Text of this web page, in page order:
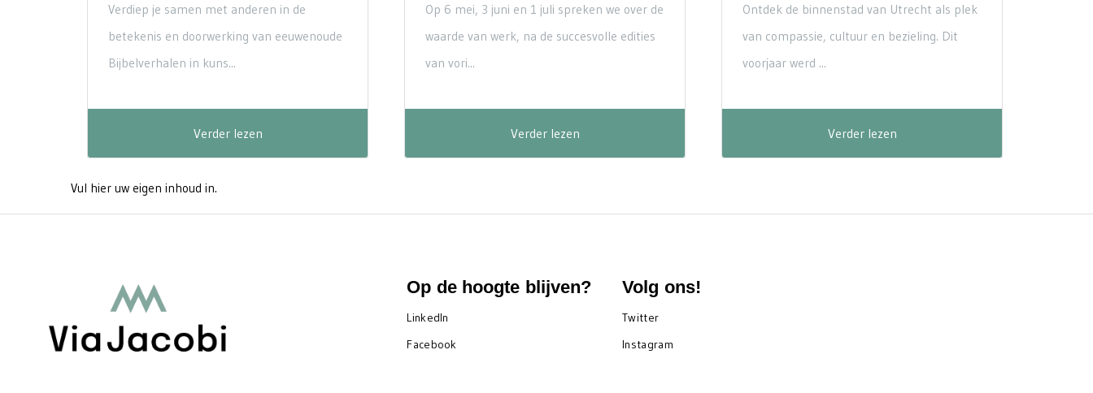
Verdiep je samen met anderen in de
betekenis en doorwerking van eeuwenoude
Bijbelverhalen in kuns...
Verder lezen
Op 6 mei, 3 juni en 1 juli spreken we over de
waarde van werk, na de succesvolle edities
van vori...
Verder lezen
Ontdek de binnenstad van Utrecht als plek
van compassie, cultuur en bezieling. Dit
voorjaar werd ...
Verder lezen
Vul hier uw eigen inhoud in.
Op de hoogte blijven?
LinkedIn
Facebook
Volg ons!
Twitter
Instagram